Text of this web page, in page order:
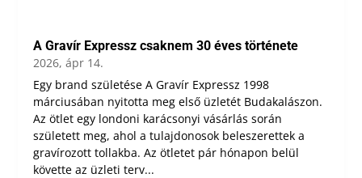
A Gravír Expressz csaknem 30 éves története
2026, ápr 14.
Egy brand születése A Gravír Expressz 1998
márciusában nyitotta meg első üzletét Budakalászon.
Az ötlet egy londoni karácsonyi vásárlás során
született meg, ahol a tulajdonosok beleszerettek a
gravírozott tollakba. Az ötletet pár hónapon belül
követte az üzleti terv...